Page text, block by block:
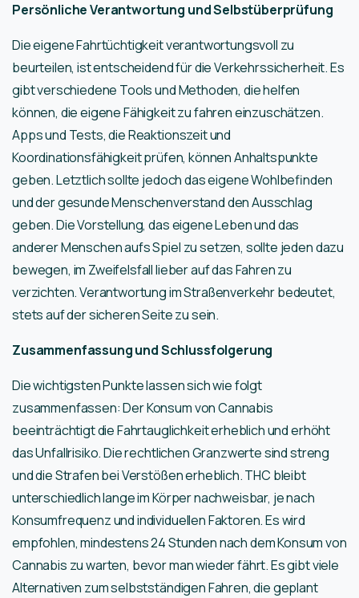
Persönliche Verantwortung und Selbstüberprüfung
Die eigene Fahrtüchtigkeit verantwortungsvoll zu
beurteilen, ist entscheidend für die Verkehrssicherheit. Es
gibt verschiedene Tools und Methoden, die helfen
können, die eigene Fähigkeit zu fahren einzuschätzen.
Apps und Tests, die Reaktionszeit und
Koordinationsfähigkeit prüfen, können Anhaltspunkte
geben. Letztlich sollte jedoch das eigene Wohlbefinden
und der gesunde Menschenverstand den Ausschlag
geben. Die Vorstellung, das eigene Leben und das
anderer Menschen aufs Spiel zu setzen, sollte jeden dazu
bewegen, im Zweifelsfall lieber auf das Fahren zu
verzichten. Verantwortung im Straßenverkehr bedeutet,
stets auf der sicheren Seite zu sein.
Zusammenfassung und Schlussfolgerung
Die wichtigsten Punkte lassen sich wie folgt
zusammenfassen: Der Konsum von Cannabis
beeinträchtigt die Fahrtauglichkeit erheblich und erhöht
das Unfallrisiko. Die rechtlichen Granzwerte sind streng
und die Strafen bei Verstößen erheblich. THC bleibt
unterschiedlich lange im Körper nachweisbar, je nach
Konsumfrequenz und individuellen Faktoren. Es wird
empfohlen, mindestens 24 Stunden nach dem Konsum von
Cannabis zu warten, bevor man wieder fährt. Es gibt viele
Alternativen zum selbstständigen Fahren, die geplant